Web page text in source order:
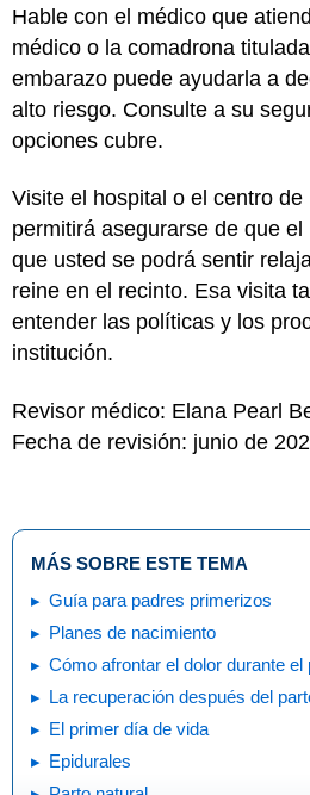
Hable con el médico que
médico o la comadrona
embarazo puede ayudarla a
alto riesgo. Consulte a su
opciones cubre.
Visite el hospital o el centro
permitirá asegurarse de que
que usted se podrá sentir
reine en el recinto. Esa visita
entender las políticas y los
institución.
Revisor médico: Elana Pearl
Fecha de revisión: junio de
MÁS SOBRE ESTE TEMA
Guía para padres primerizos
Planes de nacimiento
Cómo afrontar el dolor durante el
La recuperación después del
El primer día de vida
Epidurales